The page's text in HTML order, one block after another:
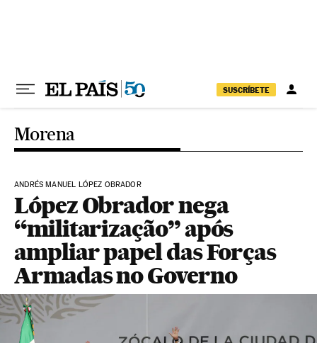
SUSCRÍBETE
Morena
ANDRÉS MANUEL LÓPEZ OBRADOR
López Obrador nega
“militarização” após
ampliar papel das Forças
Armadas no Governo